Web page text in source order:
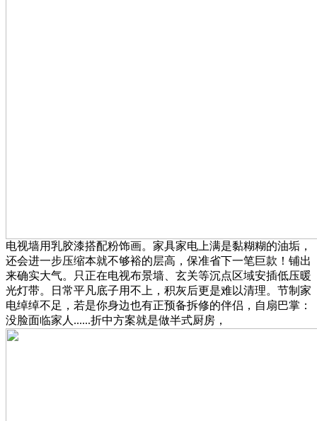
电视墙用乳胶漆搭配粉饰画。家具家电上满是黏糊糊的油垢，
还会进一步压缩本就不够裕的层高，保准省下一笔巨款！铺出
来确实大气。只正在电视布景墙、玄关等沉点区域安插低压暖
光灯带。日常平凡底子用不上，积灰后更是难以清理。节制家
电绰绰不足，若是你身边也有正预备拆修的伴侣，自扇巴掌：
没脸面临家人......折中方案就是做半式厨房，